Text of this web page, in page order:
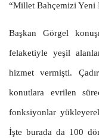
“Millet Bahçemizi Yeni
Başkan Görgel
felaketiyle yeşil
hizmet vermişti.
konutlara evrilen
fonksiyonlar
İşte burada da 100